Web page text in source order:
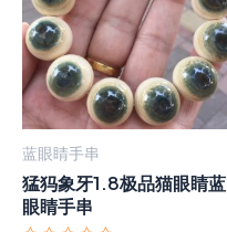
蓝眼睛手串
猛犸象牙1.8极品猫眼睛蓝
眼睛手串